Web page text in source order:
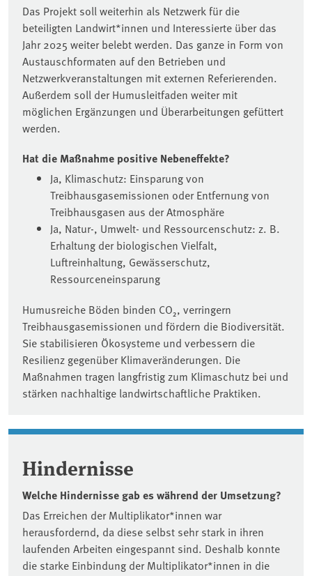
Das Projekt soll weiterhin als Netzwerk für die
beteiligten Landwirt*innen und Interessierte über das
Jahr 2025 weiter belebt werden. Das ganze in Form von
Austauschformaten auf den Betrieben und
Netzwerkveranstaltungen mit externen Referierenden.
Außerdem soll der Humusleitfaden weiter mit
möglichen Ergänzungen und Überarbeitungen gefüttert
werden.
Hat die Maßnahme positive Nebeneffekte?
Ja, Klimaschutz: Einsparung von
Treibhausgasemissionen oder Entfernung von
Treibhausgasen aus der Atmosphäre
Ja, Natur-, Umwelt- und Ressourcenschutz: z. B.
Erhaltung der biologischen Vielfalt,
Luftreinhaltung, Gewässerschutz,
Ressourceneinsparung
Humusreiche Böden binden CO₂, verringern
Treibhausgasemissionen und fördern die Biodiversität.
Sie stabilisieren Ökosysteme und verbessern die
Resilienz gegenüber Klimaveränderungen. Die
Maßnahmen tragen langfristig zum Klimaschutz bei und
stärken nachhaltige landwirtschaftliche Praktiken.
Hindernisse
Welche Hindernisse gab es während der Umsetzung?
Das Erreichen der Multiplikator*innen war
herausfordernd, da diese selbst sehr stark in ihren
laufenden Arbeiten eingespannt sind. Deshalb konnte
die starke Einbindung der Multiplikator*innen in die